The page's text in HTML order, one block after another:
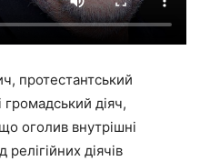
протестантський
громадський діяч,
оголив внутрішні
діячів